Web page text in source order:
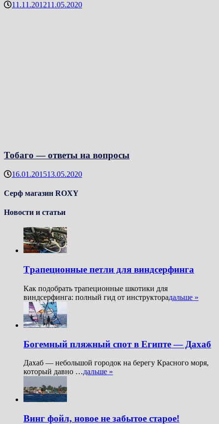
11.11.201211.05.2020
Тобаго — ответы на вопросы
16.01.201513.05.2020
Серф магазин ROXY
Новости и статьи
Tрапеционные петли для виндсерфинга
Как подобрать трапеционные шкотики для
виндсерфинга: полный гид от инструкторадальше »
Богемный пляжный спот в Египте — Дахаб
Дахаб — небольшой городок на берегу Красного моря,
который давно …дальше »
Винг фойл, новое не забытое старое!